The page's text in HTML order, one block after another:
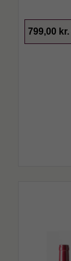
799,00 kr.